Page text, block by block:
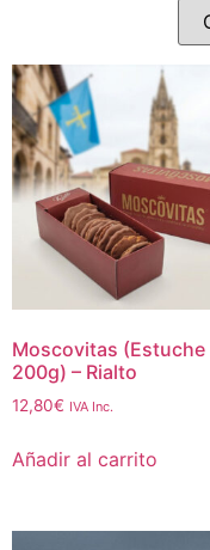
Moscovitas (Estuche
200g) – Rialto
12,80€ IVA Inc.
Añadir al carrito